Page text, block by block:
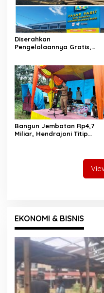
Diserahkan
Pengelolaannya Gratis,
Kontrak Toko
Bangun Jembatan Rp4,7
Miliar, Hendrajoni Titip
EKONOMI & BISNIS